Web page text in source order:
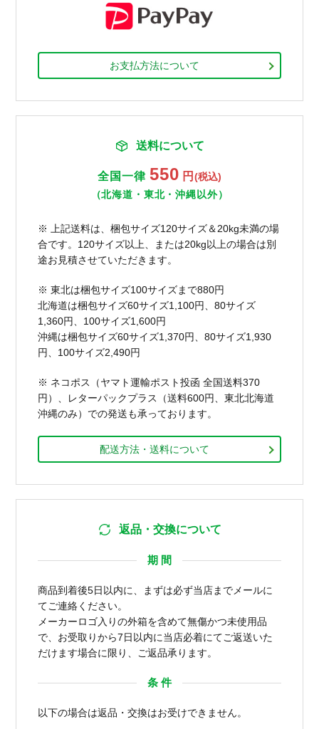
お支払方法について
送料について
全国一律 550 円 (税込)
（北海道・東北・沖縄以外）
※ 上記送料は、梱包サイズ120サイズ＆20kg未満の場
合です。120サイズ以上、または20kg以上の場合は別
途お見積させていただきます。
※ 東北は梱包サイズ100サイズまで880円
北海道は梱包サイズ60サイズ1,100円、80サイズ
1,360円、100サイズ1,600円
沖縄は梱包サイズ60サイズ1,370円、80サイズ1,930
円、100サイズ2,490円
※ ネコポス（ヤマト運輸ポスト投函 全国送料370
円）、レターパックプラス（送料600円、東北北海道
沖縄のみ）での発送も承っております。
配送方法・送料について
返品・交換について
期 間
商品到着後5日以内に、まずは必ず当店までメールに
てご連絡ください。
メーカーロゴ入りの外箱を含めて無傷かつ未使用品
で、お受取りから7日以内に当店必着にてご返送いた
だけます場合に限り、ご返品承ります。
条 件
以下の場合は返品・交換はお受けできません。